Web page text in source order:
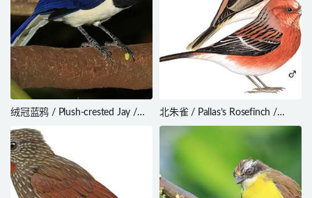
绒冠蓝鸦 / Plush-crested Jay /
北朱雀 / Pallas’s Rosefinch /
Carpodacus roseus